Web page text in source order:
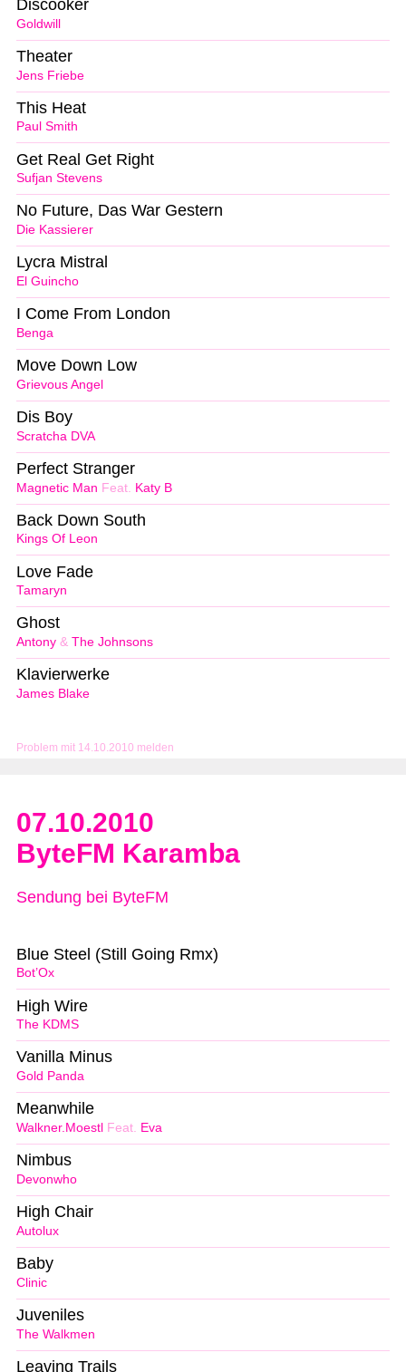
Problem mit 14.10.2010 melden
Goldwill
Discooker
Jens Friebe
Theater
Paul Smith
This Heat
Sufjan Stevens
Get Real Get Right
Die Kassierer
No Future, Das War Gestern
El Guincho
Lycra Mistral
Benga
I Come From London
Grievous Angel
Move Down Low
Scratcha DVA
Dis Boy
Magnetic Man Feat. Katy B
Perfect Stranger
Kings Of Leon
Back Down South
Tamaryn
Love Fade
Antony & The Johnsons
Ghost
James Blake
Klavierwerke
07.10.2010
ByteFM Karamba
Sendung bei ByteFM
Bot’Ox
Blue Steel (Still Going Rmx)
The KDMS
High Wire
Gold Panda
Vanilla Minus
Walkner.Moestl Feat. Eva
Meanwhile
Devonwho
Nimbus
Autolux
High Chair
Clinic
Baby
The Walkmen
Juveniles
Leaving Trails